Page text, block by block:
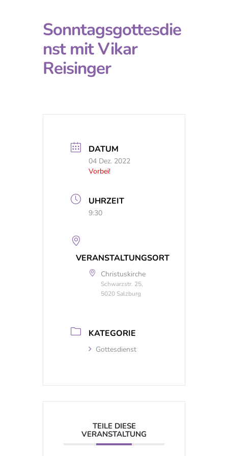
Sonntagsgottesdie
nst mit Vikar
Reisinger
DATUM
04 Dez. 2022
Vorbei!
UHRZEIT
9:30
VERANSTALTUNGSORT
Christuskirche
Schwarzstr. 25,
5020 Salzburg
KATEGORIE
Gottesdienst
TEILE DIESE
VERANSTALTUNG